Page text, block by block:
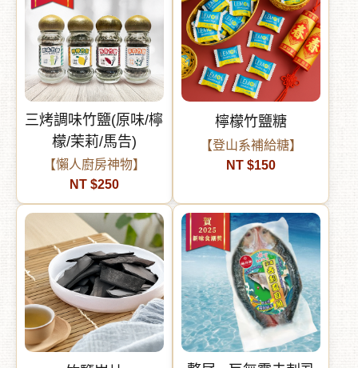
三烤調味竹鹽(原味/檸
檬/茉莉/馬告)
【懶人廚房神物】
NT $250
檸檬竹鹽糖
【登山系補給糖】
NT $150